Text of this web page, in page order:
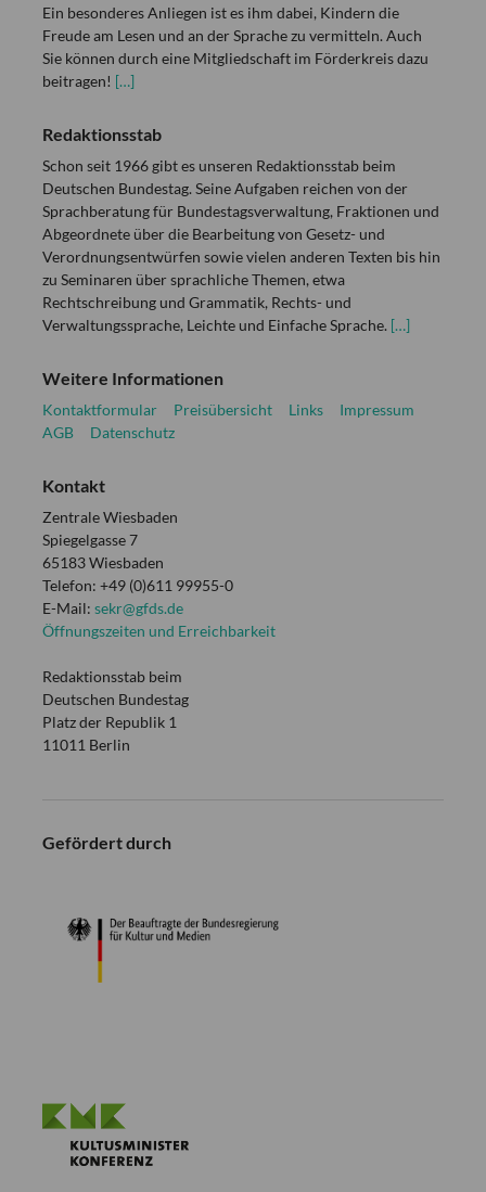
Ein besonderes Anliegen ist es ihm dabei, Kindern die
Freude am Lesen und an der Sprache zu vermitteln. Auch
Sie können durch eine Mitgliedschaft im Förderkreis dazu
beitragen! […]
Redaktionsstab
Schon seit 1966 gibt es unseren Redaktionsstab beim
Deutschen Bundestag. Seine Aufgaben reichen von der
Sprachberatung für Bundestagsverwaltung, Fraktionen und
Abgeordnete über die Bearbeitung von Gesetz- und
Verordnungsentwürfen sowie vielen anderen Texten bis hin
zu Seminaren über sprachliche Themen, etwa
Rechtschreibung und Grammatik, Rechts- und
Verwaltungssprache, Leichte und Einfache Sprache. […]
Weitere Informationen
Kontaktformular Preisübersicht Links
Impressum
AGB
Datenschutz
Kontakt
Zentrale Wiesbaden
Spiegelgasse 7
65183 Wiesbaden
Telefon: +49 (0)611 99955-0
E-Mail: sekr@gfds.de
Öffnungszeiten und Erreichbarkeit
Redaktionsstab beim
Deutschen Bundestag
Platz der Republik 1
11011 Berlin
Gefördert durch